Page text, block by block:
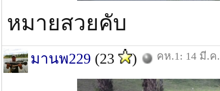
หมายสวยคับ
มานพ229 (23 ) คห.1: 14 มี.ค